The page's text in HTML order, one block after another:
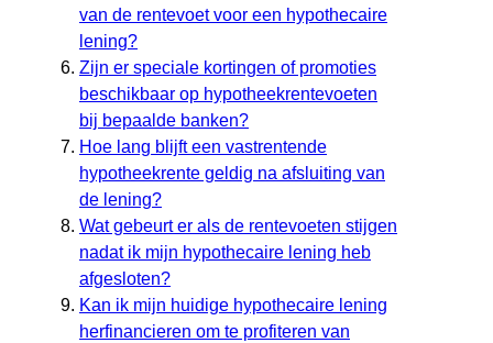
van de rentevoet voor een hypothecaire
lening?
Zijn er speciale kortingen of promoties
beschikbaar op hypotheekrentevoeten
bij bepaalde banken?
Hoe lang blijft een vastrentende
hypotheekrente geldig na afsluiting van
de lening?
Wat gebeurt er als de rentevoeten stijgen
nadat ik mijn hypothecaire lening heb
afgesloten?
Kan ik mijn huidige hypothecaire lening
herfinancieren om te profiteren van